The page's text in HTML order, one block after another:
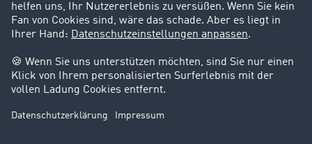
Kontakt
Rechtliches
Impressum
AGB